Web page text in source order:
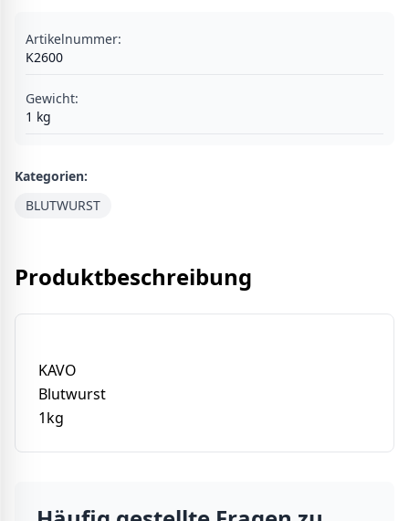
Artikelnummer:
K2600
Gewicht:
1 kg
Kategorien:
BLUTWURST
Produktbeschreibung
KAVO
Blutwurst
1kg